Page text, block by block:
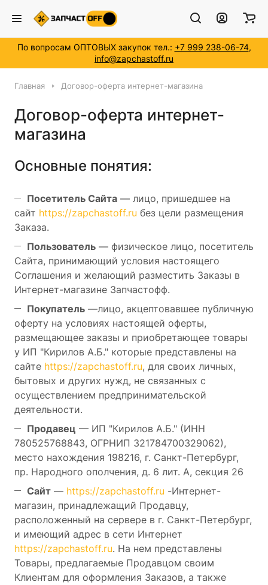
По вопросам ОПТОВЫХ закупок тел.: +7 999 238-06-74,
info@zapchastoff.ru
Главная Договор-оферта интернет-магазина
Договор-оферта интернет-
магазина
Основные понятия:
Посетитель Сайта — лицо, пришедшее на
сайт https://zapchastoff.ru без цели размещения
Заказа.
Пользователь — физическое лицо, посетитель
Сайта, принимающий условия настоящего
Соглашения и желающий разместить Заказы в
Интернет-магазине Запчастофф.
Покупатель —лицо, акцептовавшее публичную
оферту на условиях настоящей оферты,
размещающее заказы и приобретающее товары
у ИП "Кирилов А.Б." которые представлены на
сайте https://zapchastoff.ru, для своих личных,
бытовых и других нужд, не связанных с
осуществлением предпринимательской
деятельности.
Продавец — ИП "Кирилов А.Б." (ИНН
780525768843, ОГРНИП 321784700329062),
место нахождения 198216, г. Санкт-Петербург,
пр. Народного ополчения, д. 6 лит. А, секция 26
Сайт — https://zapchastoff.ru -Интернет-
магазин, принадлежащий Продавцу,
расположенный на сервере в г. Санкт-Петербург,
и имеющий адрес в сети Интернет
https://zapchastoff.ru. На нем представлены
Товары, предлагаемые Продавцом своим
Клиентам для оформления Заказов, а также